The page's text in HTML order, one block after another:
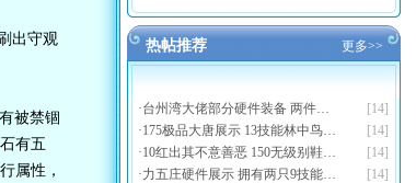
出守观
被禁锢
有五
属性，
热帖推荐 更多>>
[14]
·台州湾大佬部分硬件装备 两件…
[14]
·175极品大唐展示 13技能林中鸟…
[14]
·10红出其不意善恶 150无级别鞋…
[14]
·力五庄硬件展示 拥有两只9技能…